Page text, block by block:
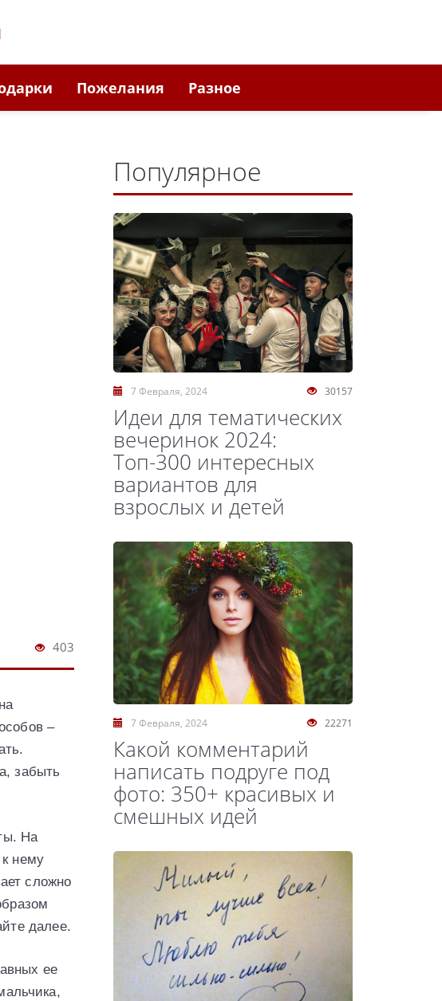
Пожелания Разное
403
–
забыть
На
нему
сложно
далее.
ее
Популярное
30157
7 Февраля, 2024
Идеи для тематических
вечеринок 2024:
Топ-300 интересных
вариантов для
взрослых и детей
22271
7 Февраля, 2024
Какой комментарий
написать подруге под
фото: 350+ красивых и
смешных идей